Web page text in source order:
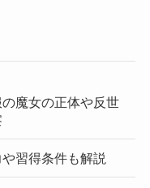
魔女の正体や反世
習得条件も解説